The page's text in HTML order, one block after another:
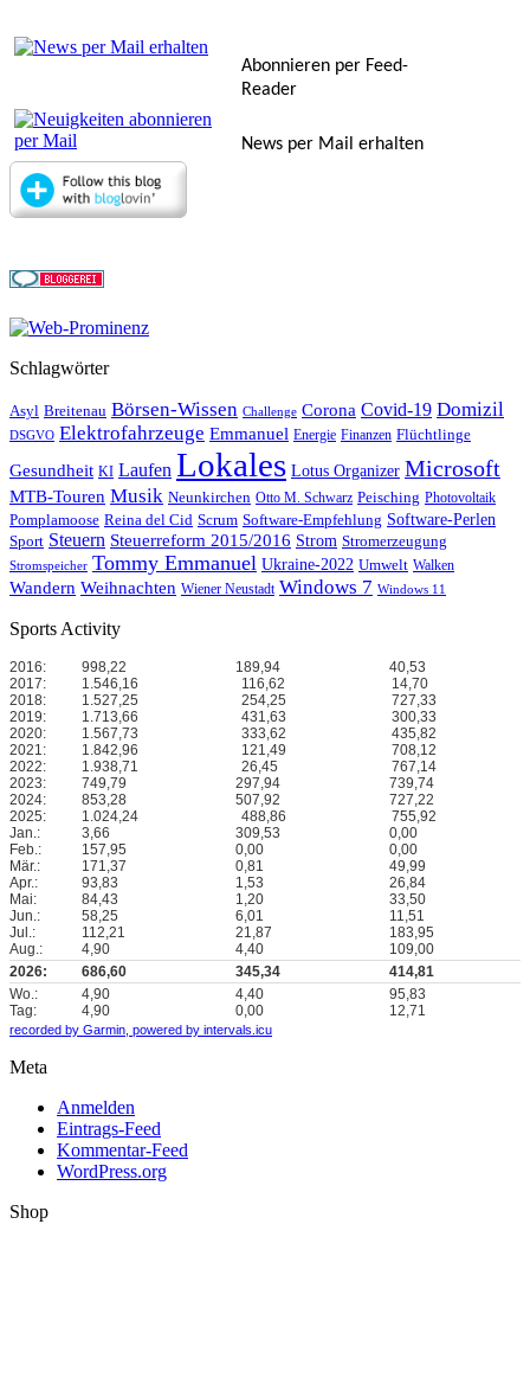
Abonnieren per Feed-
Reader
News per Mail erhalten
Schlagwörter
Asyl Breitenau Börsen-Wissen Challenge Corona Covid-19 Domizil
DSGVO Elektrofahrzeuge Emmanuel Energie Finanzen Flüchtlinge
Gesundheit KI Laufen Lokales Lotus Organizer Microsoft
MTB-Touren Musik Neunkirchen Otto M. Schwarz Peisching Photovoltaik
Pomplamoose Reina del Cid Scrum Software-Empfehlung Software-Perlen
Sport Steuern Steuerreform 2015/2016 Strom Stromerzeugung
Stromspeicher Tommy Emmanuel Ukraine-2022 Umwelt Walken
Wandern Weihnachten Wiener Neustadt Windows 7 Windows 11
Sports Activity
2016: 998,22 189,94
40,53
2017:
1.546,16 116,62
14,70
2018:
1.527,25 254,25
727,33
2019:
1.713,66 431,63
300,33
2020:
1.567,73 333,62
435,82
2021:
1.842,96 121,49
708,12
2022:
1.938,71 26,45
767,14
2023:
749,79 297,94
739,74
2024:
853,28 507,92
727,22
2025:
1.024,24 488,86
755,92
Jan.:
3,66 309,53
0,00
Feb.:
157,95 0,00
0,00
Mär.:
171,37 0,81
49,99
Apr.:
93,83 1,53
26,84
Mai:
84,43 1,20
33,50
Jun.:
58,25 6,01
11,51
Jul.:
112,21 21,87
183,95
Aug.:
4,90 4,40
109,00
2026:
686,60 345,34
414,81
Wo.:
4,90 4,40
95,83
Tag:
4,90 0,00 12,71
recorded by Garmin, powered by intervals.icu
Meta
Anmelden
Eintrags-Feed
Kommentar-Feed
WordPress.org
Shop